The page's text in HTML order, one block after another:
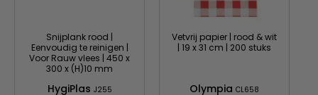
Snijplank rood |
Eenvoudig te reinigen |
Voor Rauw vlees | 450 x
300 x (H)10 mm
HygiPlas J255
Vetvrij papier | rood & wit
| 19 x 31 cm | 200 stuks
Olympia CL658